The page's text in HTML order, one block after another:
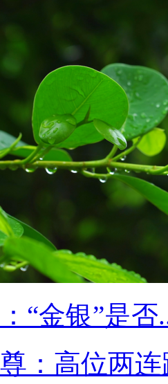
“金银”是否
：高位两